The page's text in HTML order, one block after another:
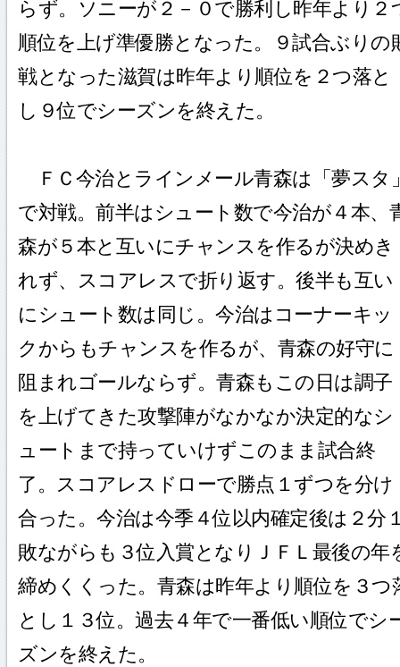
らず。ソニーが２－０で勝利し昨年より２
順位を上げ準優勝となった。９試合ぶりの
戦となった滋賀は昨年より順位を２つ落と
し９位でシーズンを終えた。
ＦＣ今治とラインメール青森は「夢スタ
で対戦。前半はシュート数で今治が４本、
森が５本と互いにチャンスを作るが決めき
れず、スコアレスで折り返す。後半も互い
にシュート数は同じ。今治はコーナーキッ
クからもチャンスを作るが、青森の好守に
阻まれゴールならず。青森もこの日は調子
を上げてきた攻撃陣がなかなか決定的なシ
ュートまで持っていけずこのまま試合終
了。スコアレスドローで勝点１ずつを分け
合った。今治は今季４位以内確定後は２分
敗ながらも３位入賞となりＪＦＬ最後の年
締めくくった。青森は昨年より順位を３つ
とし１３位。過去４年で一番低い順位でシ
ズンを終えた。